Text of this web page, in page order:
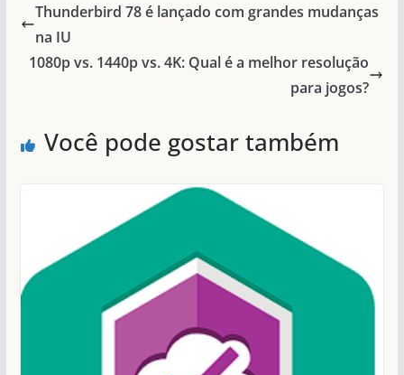
Thunderbird 78 é lançado com grandes mudanças
na IU
1080p vs. 1440p vs. 4K: Qual é a melhor resolução
para jogos?
Você pode gostar também